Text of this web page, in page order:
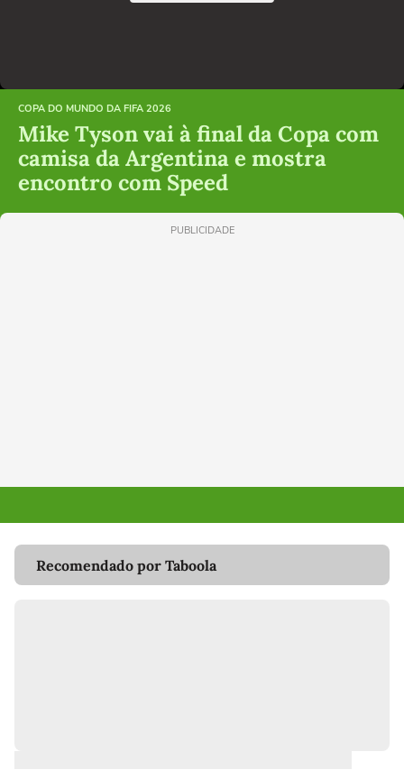
COPA DO MUNDO DA FIFA 2026
Mike Tyson vai à final da Copa com
camisa da Argentina e mostra
encontro com Speed
PUBLICIDADE
Recomendado por Taboola